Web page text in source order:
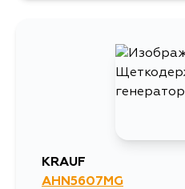
KRAUF
AHN5607MG